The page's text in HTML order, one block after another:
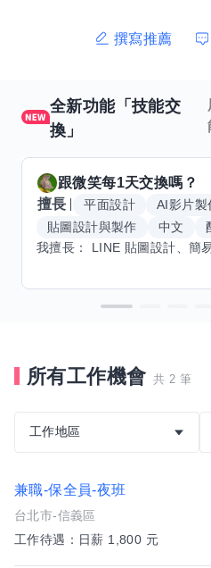
撰寫推薦
全新功能「技能交
換」
跟微笑每1天交換嗎？
擅長
平面設計
AI影片製
貼圖設計與製作
中文
所有工作機會 共 2 筆
工作地區
兼職-保全員-夜班
台北市-信義區
工作待遇：日薪 1,800 元